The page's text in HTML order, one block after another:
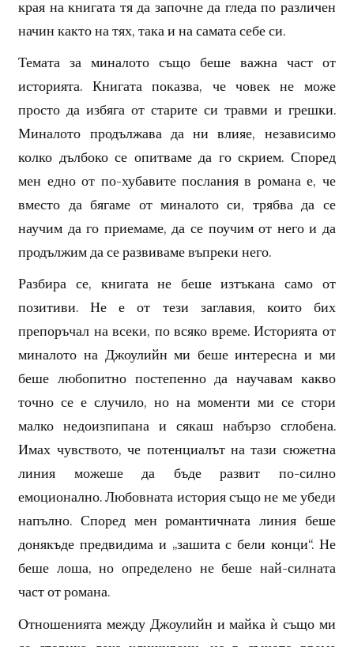
края на книгата тя да започне да гледа по различен
начин както на тях, така и на самата себе си.
Темата за миналото също беше важна част от
историята. Книгата показва, че човек не може
просто да избяга от старите си травми и грешки.
Миналото продължава да ни влияе, независимо
колко дълбоко се опитваме да го скрием. Според
мен едно от по-хубавите послания в романа е, че
вместо да бягаме от миналото си, трябва да се
научим да го приемаме, да се поучим от него и да
продължим да се развиваме въпреки него.
Разбира се, книгата не беше изтъкана само от
позитиви. Не е от тези заглавия, които бих
препоръчал на всеки, по всяко време. Историята от
миналото на Джоулийн ми беше интересна и ми
беше любопитно постепенно да научавам какво
точно се е случило, но на моменти ми се стори
малко недоизпипана и сякаш набързо сглобена.
Имах чувството, че потенциалът на тази сюжетна
линия можеше да бъде развит по-силно
емоционално. Любовната история също не ме убеди
напълно. Според мен романтичната линия беше
донякъде предвидима и „зашита с бели конци“. Не
беше лоша, но определено не беше най-силната
част от романа.
Отношенията между Джоулийн и майка ѝ също ми